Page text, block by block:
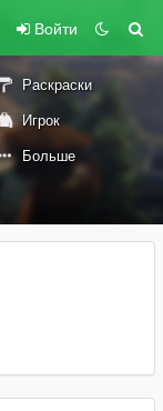
Войти
Раскраски
Игрок
Больше